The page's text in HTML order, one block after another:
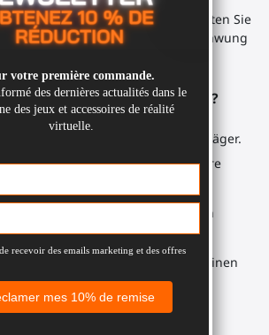
Passen Sie Ihren Körper an. Testen Sie
Sie sich auf Ihren Schwung
VR Golfclub so nützlich?
fühlt sich an wie ein echter Golfschläger.
physischen Objekts verbessert Ihre
Position am Griff, keine zittrigen
Controller.
: Der Golfschlägergriff hat einen
Griff.
: Robuste Halterung und